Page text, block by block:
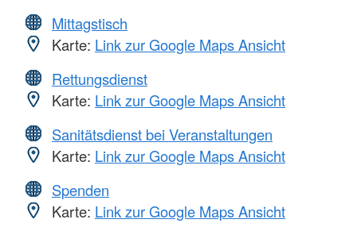
Mittagstisch
Karte: Link zur Google Maps Ansicht
Rettungsdienst
Karte: Link zur Google Maps Ansicht
Sanitätsdienst bei Veranstaltungen
Karte: Link zur Google Maps Ansicht
Spenden
Karte: Link zur Google Maps Ansicht